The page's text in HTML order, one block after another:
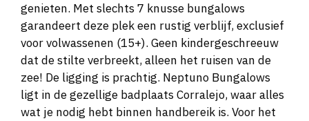
genieten. Met slechts 7 knusse bungalows
garandeert deze plek een rustig verblijf, exclusief
voor volwassenen (15+). Geen kindergeschreeuw
dat de stilte verbreekt, alleen het ruisen van de
zee! De ligging is prachtig. Neptuno Bungalows
ligt in de gezellige badplaats Corralejo, waar alles
wat je nodig hebt binnen handbereik is. Voor het